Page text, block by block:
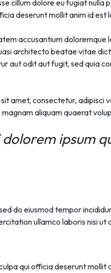
cillum dolore eu fugiat nulla
deserunt mollit anim id est
accusantium doloremque
architecto beatae vitae
aut odit aut fugit, sed quia
amet, consectetur, adipisci
aliquam quaerat
ipsum
do eiusmod tempor
ullamco laboris nisi ut
qui officia deserunt mollit